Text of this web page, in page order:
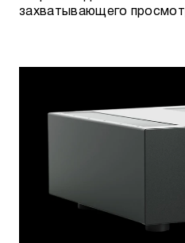
захватывающего